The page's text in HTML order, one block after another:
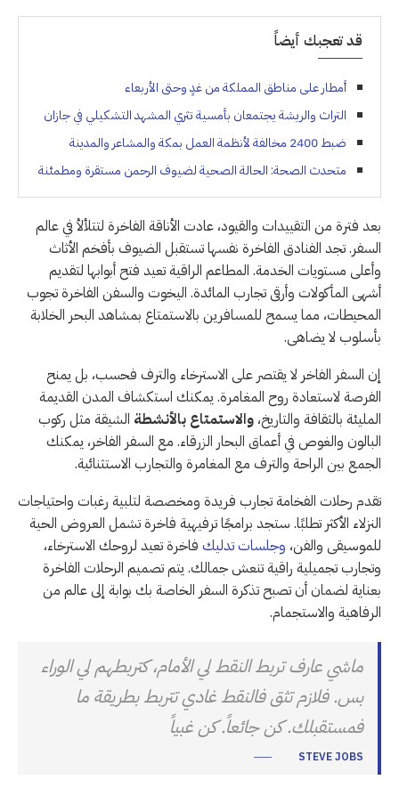
قد تعجبك أيضاً
أمطار على مناطق المملكة من غدٍ وحتى الأربعاء
التراث والريشة يجتمعان بأمسية تثري المشهد التشكيلي في جازان
ضبط 2400 مخالفة لأنظمة العمل بمكة والمشاعر والمدينة
متحدث الصحة: الحالة الصحية لضيوف الرحمن مستقرة ومطمئنة
بعد فترة من التقييدات والقيود، عادت الأناقة الفاخرة لتتلألأ في عالم
السفر. تجد الفنادق الفاخرة نفسها تستقبل الضيوف بأفخم الأثاث
وأعلى مستويات الخدمة. المطاعم الراقية تعيد فتح أبوابها لتقديم
أشهى المأكولات وأرقى تجارب المائدة. اليخوت والسفن الفاخرة تجوب
المحيطات، مما يسمح للمسافرين بالاستمتاع بمشاهد البحر الخلابة
بأسلوب لا يضاهى.
إن السفر الفاخر لا يقتصر على الاسترخاء والترف فحسب، بل يمنح
الفرصة لاستعادة روح المغامرة. يمكنك استكشاف المدن القديمة
المليئة بالثقافة والتاريخ، والاستمتاع بالأنشطة الشيقة مثل ركوب
البالون والغوص في أعماق البحار الزرقاء. مع السفر الفاخر، يمكنك
الجمع بين الراحة والترف مع المغامرة والتجارب الاستثنائية.
تقدم رحلات الفخامة تجارب فريدة ومخصصة لتلبية رغبات واحتياجات
النزلاء الأكثر تطلبًا. ستجد برامجًا ترفيهية فاخرة تشمل العروض الحية
للموسيقى والفن، وجلسات تدليك فاخرة تعيد لروحك الاسترخاء،
وتجارب تجميلية راقية تنعش جمالك. يتم تصميم الرحلات الفاخرة
بعناية لضمان أن تصبح تذكرة السفر الخاصة بك بوابة إلى عالم من
الرفاهية والاستجمام.
ماشي عارف تربط النقط لي الأمام، كتربطهم لي الوراء
بس. فلازم تثق فالنقط غادي تتربط بطريقة ما
فمستقبلك. كن جائعاً. كن غبياً
STEVE JOBS